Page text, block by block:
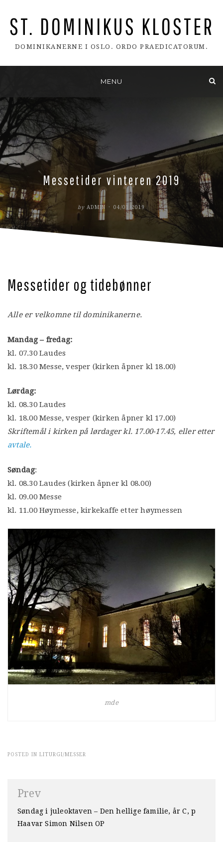
ST. DOMINIKUS KLOSTER
DOMINIKANERNE I OSLO. ORDO PRAEDICATORUM.
content
MENU
Messetider vinteren 2019
by ADMIN
POSTED
04/01/2019
Messetider og tidebønner
Alle er velkomne til dominikanerne.
Mandag – fredag:
kl. 07.30 Laudes
kl. 18.30 Messe, vesper (kirken åpner kl 18.00)
Lørdag:
kl. 08.30 Laudes
kl. 18.00 Messe, vesper (kirken åpner kl 17.00)
Skriftemål i kirken på lørdager kl. 17.00-17.45, eller etter
avtale.
Søndag:
kl. 08.30 Laudes (kirken åpner kl 08.00)
kl. 09.00 Messe
kl. 11.00 Høymesse, kirkekaffe etter høymessen
mde
POSTED IN LITURGI/MESSER
Innleggsnavigasjon
Prev
Søndag i juleoktaven – Den hellige familie, år C, p
Haavar Simon Nilsen OP